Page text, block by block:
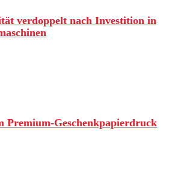
verdoppelt nach Investition in
Premium-Geschenkpapierdruck